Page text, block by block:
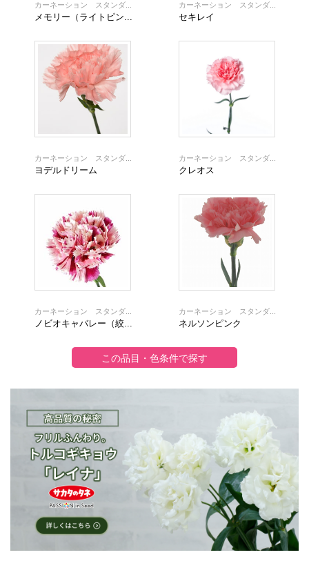
カーネーション スタンダ...
メモリー（ライトピン...
カーネーション スタンダ...
セキレイ
カーネーション スタンダ...
ヨデルドリーム
カーネーション スタンダ...
クレオス
カーネーション スタンダ...
ノビオキャバレー（絞...
カーネーション スタンダ...
ネルソンピンク